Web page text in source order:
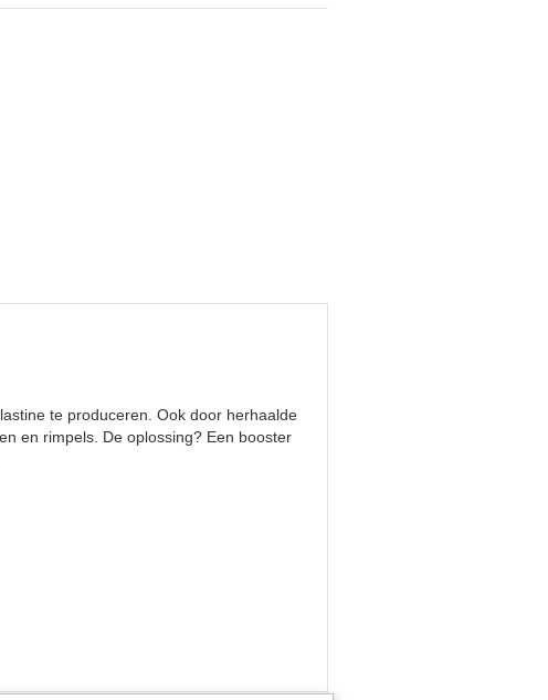
te produceren. Ook door herhaalde
en rimpels. De oplossing? Een booster